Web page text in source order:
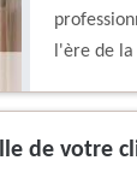
l'ère de
de votre